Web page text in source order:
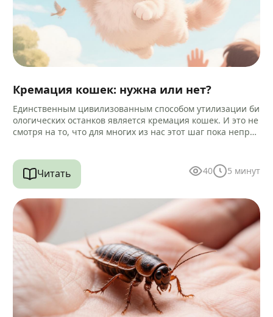
Кремация кошек: нужна или нет?
Единственным цивилизованным способом утилизации би
ологических останков является кремация кошек. И это не
смотря на то, что для многих из нас этот шаг пока непри
Читать 40 5 минут